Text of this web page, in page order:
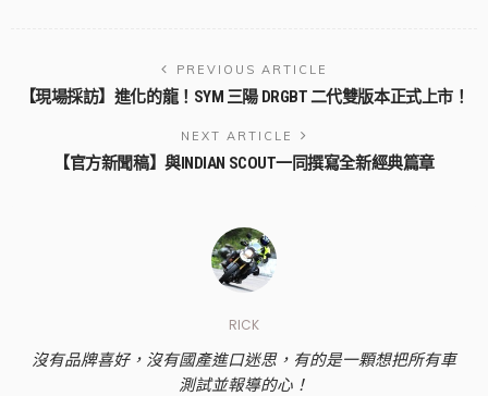
PREVIOUS ARTICLE
【現場採訪】進化的龍！SYM 三陽 DRGBT 二代雙版本正式上市！
NEXT ARTICLE
【官方新聞稿】與INDIAN SCOUT一同撰寫全新經典篇章
RICK
沒有品牌喜好，沒有國產進口迷思，有的是一顆想把所有車
測試並報導的心！